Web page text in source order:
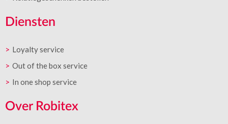
Diensten
Loyalty service
Out of the box service
In one shop service
Over Robitex